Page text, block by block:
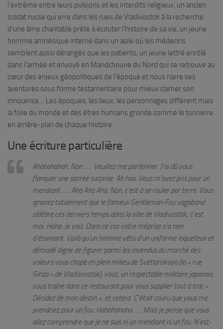
l’extrême entre leurs pulsions et les interdits religieux, un ancien
soldat russe qui erre dans les rues de Vladivostok à la recherche
d’une âme charitable prête à écouter l’histoire de sa vie, un jeune
homme amnésique interné dans un asile où les médecins
semblent aussi dérangés que les patients, un jeune lettré enrôlé
dans l’armée et envoyé en Mandchourie du Nord qui se retrouve au
cœur des enjeux géopolitiques de l’époque et nous narre ses
aventures sous forme testamentaire pour mieux clamer son
innocence… Les époques, les lieux, les personnages diffèrent mais
la folie du monde et des êtres humains gronde comme le tonnerre
en arrière-plan de chaque histoire.
Une écriture particulière
Ahahahahah. Non…… Veuillez me pardonner. J’ai dû vous
flanquer une sacrée surprise. Ah haa. Vous m’avez pris pour un
mendiant…… Aha Aha Aha. Non, c’est à se rouler par terre. Vous
ignorez totalement que le fameux Gentleman-Fou vagabond
célèbre ces derniers temps dans la ville de Vladivostok, c’est
moi. Haha. Je vois. Dans ce cas votre méprise n’a rien
d’étonnant. Voilà qu’un homme vêtu d’un uniforme loqueteux et
démodé digne de figurer parmi les invendus du marché des
voleurs vous chope en plein milieu de Svetlanskaya (la « rue
Ginza » de Vladisvostok), vous, un respectable militaire japonais,
vous traîne dans ce restaurant pour vous supplier tout à trac «
Décidez de mon destin », et cetera. C’était couru que vous me
prendriez pour un fou. Hahahahaha…… Mais je pense que vous
allez comprendre que je ne suis ni un mendiant ni un fou. N’est-